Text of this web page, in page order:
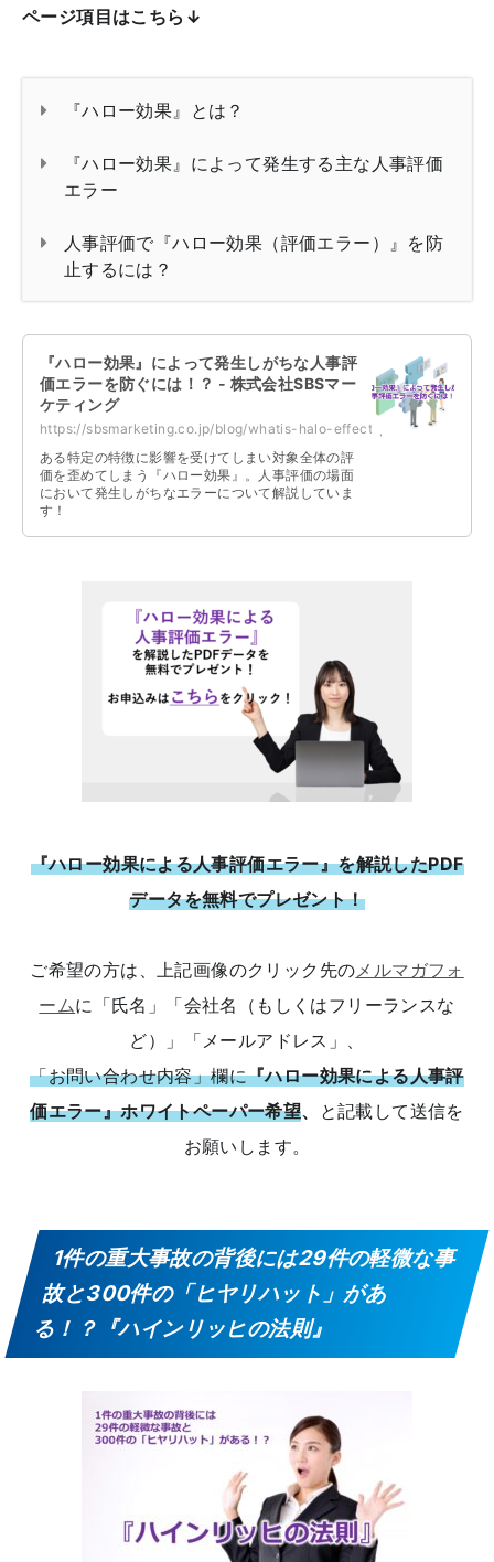
ページ項目はこちら↓
『ハロー効果』とは？
『ハロー効果』によって発生する主な人事評価
エラー
人事評価で『ハロー効果（評価エラー）』を防
止するには？
『ハロー効果』によって発生しがちな人事評
価エラーを防ぐには！？ - 株式会社SBSマー
ケティング
ある特定の特徴に影響を受けてしまい対象全体の評
価を歪めてしまう『ハロー効果』。人事評価の場面
において発生しがちなエラーについて解説していま
す！
『ハロー効果による人事評価エラー』を解説したPDF
データを無料でプレゼント！
ご希望の方は、上記画像のクリック先の メルマガフォ
ームに「氏名」「会社名（もしくはフリーランスな
ど）」「メールアドレス」、
「お問い合わせ内容」欄に『ハロー効果による人事評
価エラー』ホワイトペーパー希望、
と記載して送信を
お願いします。
1件の重大事故の背後には29件の軽微な事
故と300件の「ヒヤリハット」があ
る！？『ハインリッヒの法則』